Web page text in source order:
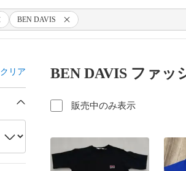
BEN DAVIS
クリア BEN DAVIS ファッ
販売中のみ表示